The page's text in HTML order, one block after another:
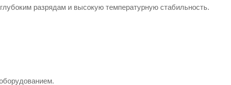
разрядам и высокую температурную стабильность.